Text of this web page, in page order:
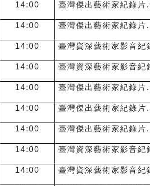
14:00 臺灣傑出藝術家紀錄片
14:00 臺灣傑出藝術家紀錄片
14:00 臺灣資深藝術家影音紀
14:00 臺灣資深藝術家影音紀
14:00 臺灣傑出藝術家紀錄
14:00 臺灣傑出藝術家紀錄
14:00 臺灣傑出藝術家紀錄
14:00 臺灣資深藝術家影音紀
14:00 臺灣資深藝術家影音紀